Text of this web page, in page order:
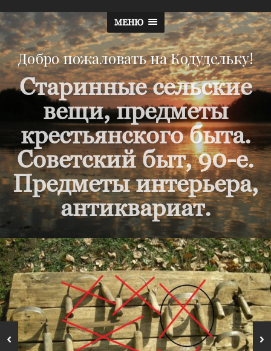
МЕНЮ
Добро пожаловать на Кодудельку!
Старинные сельские
вещи, предметы
крестьянского быта.
Советский быт, 90-е.
Предметы интерьера,
антиквариат.